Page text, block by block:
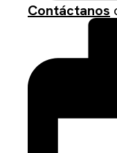
Contáctanos